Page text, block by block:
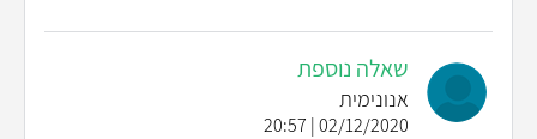
שאלה נוספת
אנונימית
02/12/2020 | 20:57